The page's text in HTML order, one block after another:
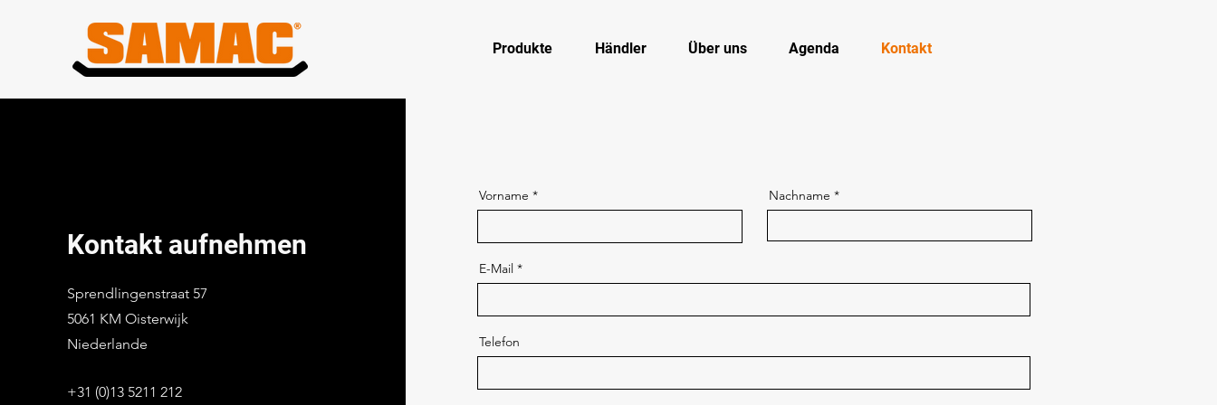
Produkte Händler Über uns Agenda Kontakt
Kontakt aufnehmen
Sprendlingenstraat 57
5061 KM Oisterwijk
Niederlande
+31 (0)13 5211 212
Vorname Nachname
E-Mail
Telefon